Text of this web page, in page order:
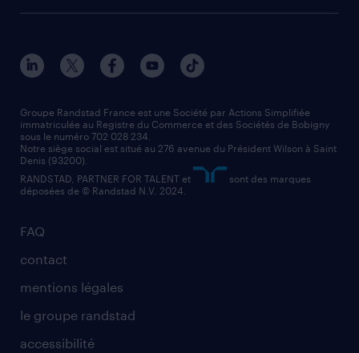
FAQ
contact
mentions légales
le groupe randstad
accessibilité
Groupe Randstad France est une Société par Actions Simplifiée
immatriculée au Registre du Commerce et des Sociétés de Bobigny
sous le numéro 702 028 234.
Notre siège social est situé au 276 avenue du Président Wilson à Saint
Denis (93200).
RANDSTAD, PARTNER FOR TALENT et
sont des marques
déposées de © Randstad N.V. 2024.